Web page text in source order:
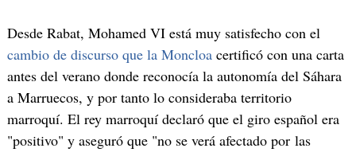
Desde Rabat, Mohamed VI está muy satisfecho con el
cambio de discurso que la Moncloacertificó con una carta
antes del verano donde reconocía la autonomía del Sáhara
a Marruecos, y por tanto lo consideraba territorio
marroquí. El rey marroquí declaró que el giro español era
"positivo" y aseguró que "no se verá afectado por las